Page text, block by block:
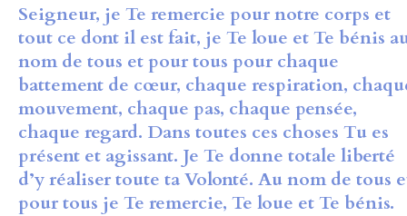
Seigneur, je Te remercie pour notre corps et
tout ce dont il est fait, je Te loue et Te bénis
nom de tous et pour tous pour chaque
battement de cœur, chaque respiration,
mouvement, chaque pas, chaque pensée,
chaque regard. Dans toutes ces choses Tu es
présent et agissant. Je Te donne totale liberté
d’y réaliser toute ta Volonté. Au nom de tous
pour tous je Te remercie, Te loue et Te bénis.